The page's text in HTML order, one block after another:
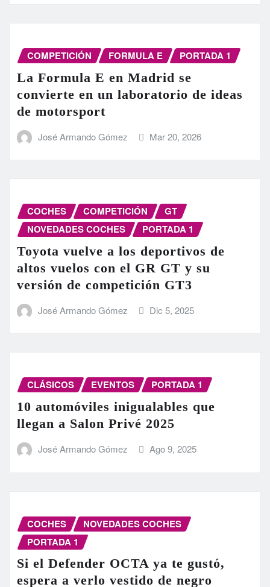
COMPETICIÓN FORMULA E PORTADA 1
La Formula E en Madrid se
convierte en un laboratorio de ideas
de motorsport
José Armando Gómez Mar 20, 2026
COCHES COMPETICIÓN
GT
NOVEDADES COCHES
PORTADA 1
Toyota vuelve a los deportivos de
altos vuelos con el GR GT y su
versión de competición GT3
José Armando Gómez Dic 5, 2025
CLÁSICOS EVENTOS PORTADA 1
10 automóviles inigualables que
llegan a Salon Privé 2025
José Armando Gómez Ago 9, 2025
COCHES
NOVEDADES COCHES
PORTADA 1
Si el Defender OCTA ya te gustó,
espera a verlo vestido de negro